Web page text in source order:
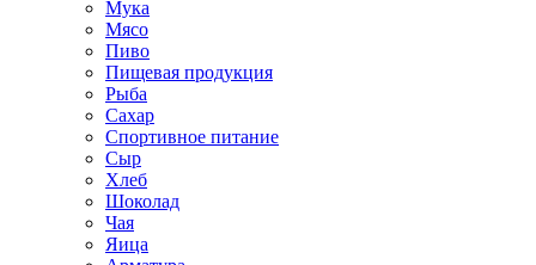
Мука
Мясо
Пиво
Пищевая продукция
Рыба
Сахар
Спортивное питание
Сыр
Хлеб
Шоколад
Чая
Яица